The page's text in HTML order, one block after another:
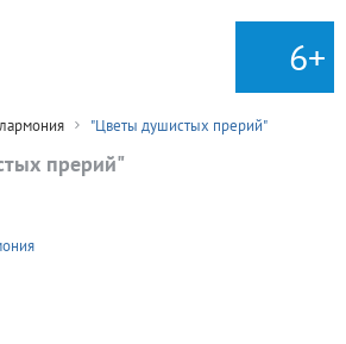
6+
"Цветы душистых прерий"
прерий"